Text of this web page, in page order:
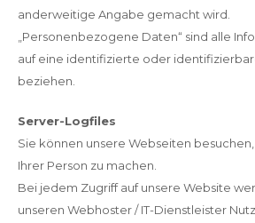
anderweitige Angabe gemacht wird.
„Personenbezogene Daten“ sind alle
auf eine identifizierte oder
beziehen.
Server-Logfiles
Sie können unsere Webseiten
Ihrer Person zu machen.
Bei jedem Zugriff auf unsere Website
unseren Webhoster / IT-Dienstleister